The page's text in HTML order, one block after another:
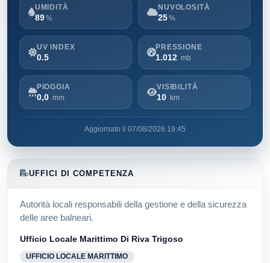
UMIDITÀ
89 %
NUVOLOSITÀ
25%
UV INDEX
0.5
PRESSIONE
1.012 mb
PIOGGIA
0,0 mm
VISIBILITÀ
10 km
Aggiornato il 07/08/2026 19:45
UFFICI DI COMPETENZA
Autorità locali responsabili della gestione e della sicurezza
delle aree balneari.
Ufficio Locale Marittimo Di Riva Trigoso
UFFICIO LOCALE MARITTIMO